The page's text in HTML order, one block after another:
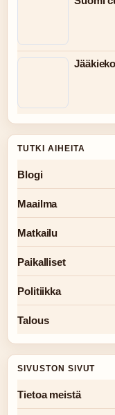
TUTKI AIHEITA
Blogi
Maailma
Matkailu
Paikalliset
Politiikka
Talous
SIVUSTON SIVUT
Tietoa meistä